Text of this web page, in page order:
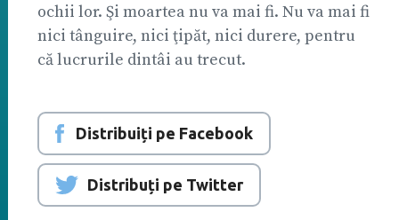
ochii lor. Şi moartea nu va mai fi. Nu va mai fi
nici tânguire, nici ţipăt, nici durere, pentru
că lucrurile dintâi au trecut.
Distribuiți pe Facebook
Distribuți pe Twitter